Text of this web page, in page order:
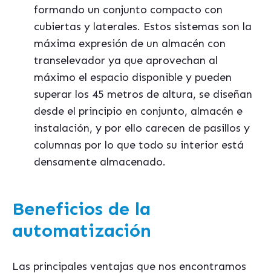
formando un conjunto compacto con
cubiertas y laterales. Estos sistemas son la
máxima expresión de un almacén con
transelevador ya que aprovechan al
máximo el espacio disponible y pueden
superar los 45 metros de altura, se diseñan
desde el principio en conjunto, almacén e
instalación, y por ello carecen de pasillos y
columnas por lo que todo su interior está
densamente almacenado.
Beneficios de la
automatización
Las principales ventajas que nos encontramos